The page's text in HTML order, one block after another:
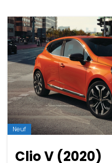
Neuf
Clio V (2020)